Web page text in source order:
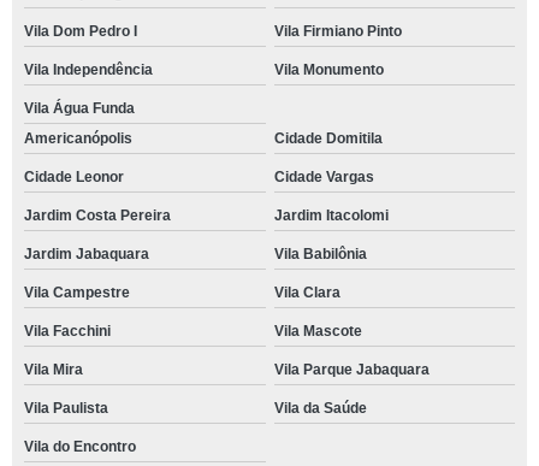
Vila Dom Pedro I Vila Firmiano Pinto
Vila Independência Vila Monumento
Vila Água Funda
Americanópolis
Cidade Domitila
Cidade Leonor Cidade Vargas
Jardim Costa Pereira Jardim Itacolomi
Jardim Jabaquara Vila Babilônia
Vila Campestre Vila Clara
Vila Facchini Vila Mascote
Vila Mira Vila Parque Jabaquara
Vila Paulista Vila da Saúde
Vila do Encontro